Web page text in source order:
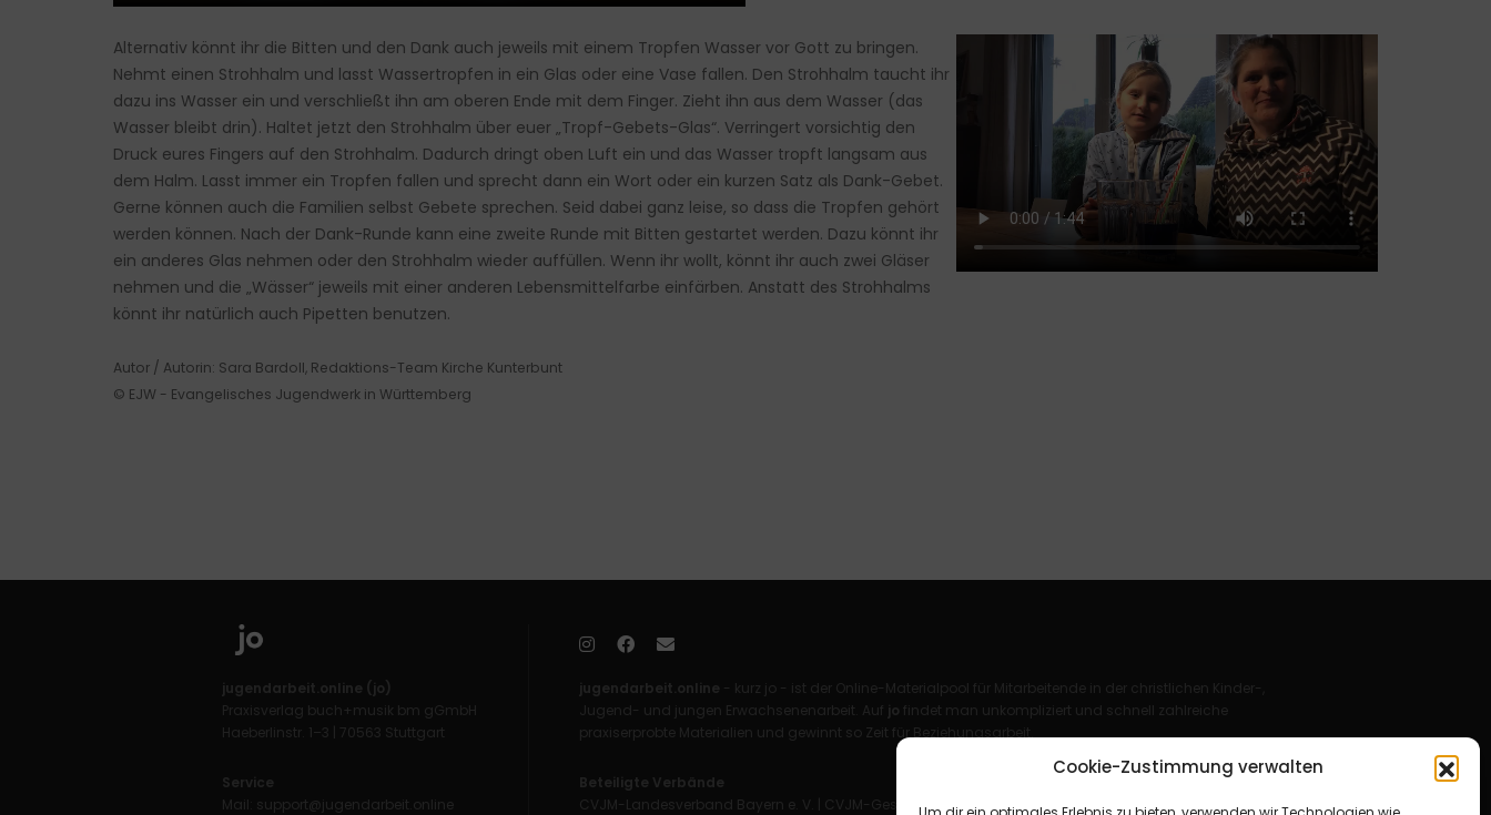
Cookie-Zustimmung verwalten
Alternativ könnt ihr die Bitten und den Dank auch jeweils mit einem Tropfen Wasser vor Gott zu bringen.
Nehmt einen Strohhalm und lasst Wassertropfen in ein Glas oder eine Vase fallen. Den Strohhalm taucht ihr
dazu ins Wasser ein und verschließt ihn am oberen Ende mit dem Finger. Zieht ihn aus dem Wasser (das
Wasser bleibt drin). Haltet jetzt den Strohhalm über euer „Tropf-Gebets-Glas“. Verringert vorsichtig den
Druck eures Fingers auf den Strohhalm. Dadurch dringt oben Luft ein und das Wasser tropft langsam aus
dem Halm. Lasst immer ein Tropfen fallen und sprecht dann ein Wort oder ein kurzen Satz als Dank-Gebet.
Gerne können auch die Familien selbst Gebete sprechen. Seid dabei ganz leise, so dass die Tropfen gehört
werden können. Nach der Dank-Runde kann eine zweite Runde mit Bitten gestartet werden. Dazu könnt ihr
ein anderes Glas nehmen oder den Strohhalm wieder auffüllen. Wenn ihr wollt, könnt ihr auch zwei Gläser
nehmen und die „Wässer“ jeweils mit einer anderen Lebensmittelfarbe einfärben. Anstatt des Strohhalms
könnt ihr natürlich auch Pipetten benutzen.
Autor / Autorin: Sara Bardoll, Redaktions-Team Kirche Kunterbunt
© EJW - Evangelisches Jugendwerk in Württemberg
jugendarbeit.online (jo)
Praxisverlag buch+musik bm gGmbH
Haeberlinstr. 1–3 | 70563 Stuttgart
Service
Mail: support@jugendarbeit.online
jugendarbeit.online - kurz jo - ist der Online-Materialpool für Mitarbeitende in der christlichen Kinder-,
Jugend- und jungen Erwachsenenarbeit. Auf jo findet man unkompliziert und schnell zahlreiche
praxiserprobte Materialien und gewinnt so Zeit für Beziehungsarbeit.
Beteiligte Verbände
CVJM-Landesverband Bayern e. V.
CVJM-Gesamtverband in Deutschland e. V.